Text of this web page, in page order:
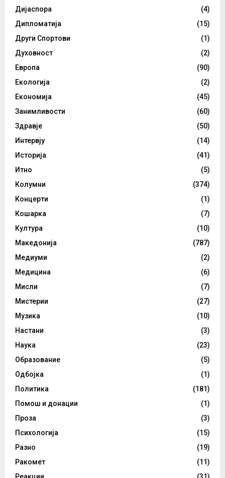
Дијаспора
(4)
Дипломатија
(15)
Други Спортови
(1)
Духовност
(2)
Европа
(90)
Екологија
(2)
Економија
(45)
Занимливости
(60)
Здравје
(50)
Интервју
(14)
Историја
(41)
Итно
(5)
Колумни
(374)
Концерти
(1)
Кошарка
(7)
Култура
(10)
Македонија
(787)
Медиуми
(2)
Медицина
(6)
Мисли
(7)
Мистерии
(27)
Музика
(10)
Настани
(3)
Наука
(23)
Образование
(5)
Одбојка
(1)
Политика
(181)
Помош и донации
(1)
Проза
(3)
Психологија
(15)
Разно
(19)
Ракомет
(11)